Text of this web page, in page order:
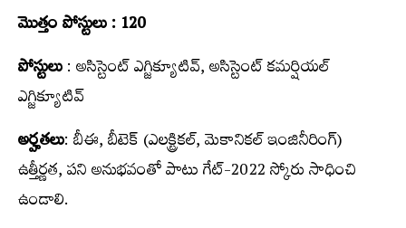
మొత్తం పోస్టులు : 120
పోస్టులు: అసిస్టెంట్ ఎగ్జిక్యూటివ్, అసిస్టెంట్ కమర్షియల్
ఎగ్జిక్యూటివ్
అర్హతలు: బీఈ, బీటెక్ (ఎలక్ట్రికల్, మెకానికల్ ఇంజినీరింగ్‌)
ఉత్తీర్ణ‌త‌, పని అనుభవంతో పాటు గేట్-2022 స్కోరు సాధించి
ఉండాలి.